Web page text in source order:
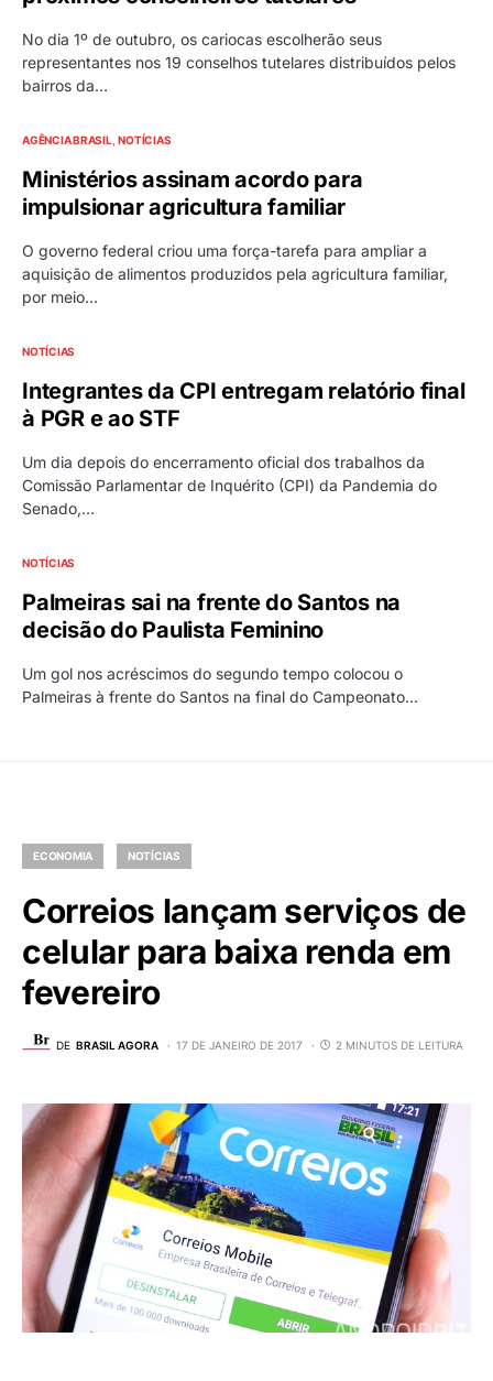
No dia 1º de outubro, os cariocas escolherão seus
representantes nos 19 conselhos tutelares distribuídos pelos
bairros da…
AGÊNCIA BRASIL NOTÍCIAS
Ministérios assinam acordo para
impulsionar agricultura familiar
O governo federal criou uma força-tarefa para ampliar a
aquisição de alimentos produzidos pela agricultura familiar,
por meio…
NOTÍCIAS
Integrantes da CPI entregam relatório final
à PGR e ao STF
Um dia depois do encerramento oficial dos trabalhos da
Comissão Parlamentar de Inquérito (CPI) da Pandemia do
Senado,…
NOTÍCIAS
Palmeiras sai na frente do Santos na
decisão do Paulista Feminino
Um gol nos acréscimos do segundo tempo colocou o
Palmeiras à frente do Santos na final do Campeonato…
ECONOMIA NOTÍCIAS
Correios lançam serviços de
celular para baixa renda em
fevereiro
DE BRASIL AGORA 17 DE JANEIRO DE 2017 2 MINUTOS DE LEITURA